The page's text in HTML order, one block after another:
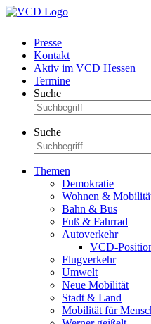
Presse
Kontakt
Aktiv im VCD Hessen
Termine
Suche
Suche
Themen
Demokratie
Wohnen &
Bahn & Bus
Fuß & Fahrrad
Autoverkehr
VCD-
Flugverkehr
Umwelt
Neue Mobilität
Stadt & Land
Mobilität für